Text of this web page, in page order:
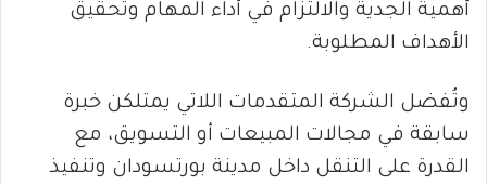
أهمية الجدية والالتزام في أداء المهام وتحقيق
الأهداف المطلوبة.
وتُفضل الشركة المتقدمات اللاتي يمتلكن خبرة
سابقة في مجالات المبيعات أو التسويق، مع
القدرة على التنقل داخل مدينة بورتسودان وتنفيذ